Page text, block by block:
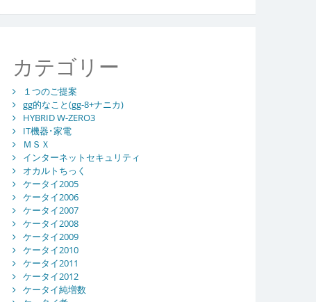
カテゴリー
１つのご提案
gg的なこと(gg-8+ナニカ)
HYBRID W-ZERO3
IT機器･家電
ＭＳＸ
インターネットセキュリティ
オカルトちっく
ケータイ2005
ケータイ2006
ケータイ2007
ケータイ2008
ケータイ2009
ケータイ2010
ケータイ2011
ケータイ2012
ケータイ純増数